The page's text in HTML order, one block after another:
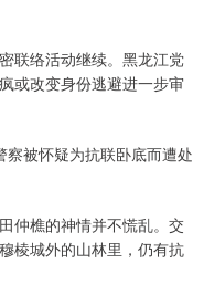
联络活动继续。黑龙江党
或改变身份逃避进一步审
被怀疑为抗联卧底而遭处
仲樵的神情并不慌乱。交
棱城外的山林里，仍有抗